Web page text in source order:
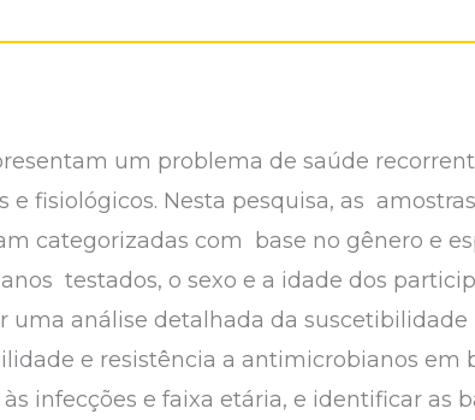
um problema de saúde
fisiológicos. Nesta pesquisa, as
categorizadas com base no gênero e
testados, o sexo e a idade dos
análise detalhada da suscetibilidade
e resistência a antimicrobianos em
infecções e faixa etária, e identificar as